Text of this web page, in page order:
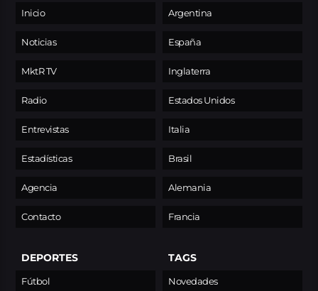
Inicio
Noticias
MktR TV
Radio
Entrevistas
Estadísticas
Agencia
Contacto
Argentina
España
Inglaterra
Estados Unidos
Italia
Brasil
Alemania
Francia
DEPORTES
Fútbol
TAGS
Novedades